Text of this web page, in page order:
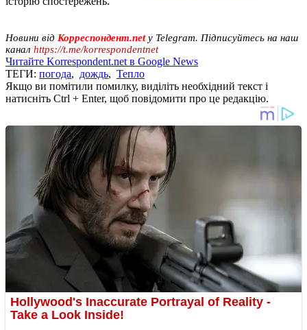
Новини від Корреспондент.net у Telegram. Підписуйтесь на наш
канал https://t.me/korrespondentnet
Читайте Korrespondent.net в Google News
ТЕГИ: погода, дождь, Тепло
Якщо ви помітили помилку, виділіть необхідний текст і
натисніть Ctrl + Enter, щоб повідомити про це редакцію.